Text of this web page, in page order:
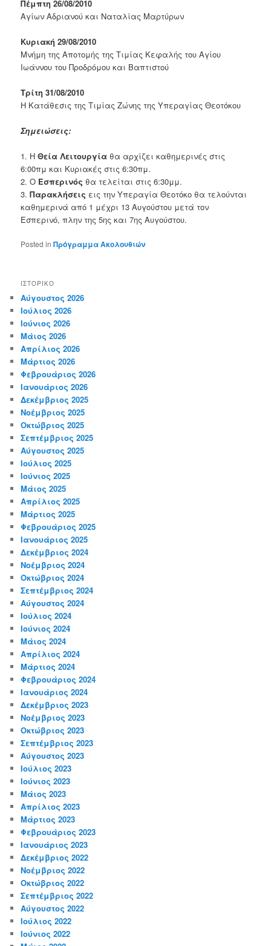
Πέμπτη 26/08/2010
Αγίων Αδριανού και Ναταλίας Μαρτύρων
Κυριακή 29/08/2010
Μνήμη της Αποτομής της Τιμίας Κεφαλής του Αγίου
Ιωάννου του Προδρόμου και Βαπτιστού
Τρίτη 31/08/2010
Η Κατάθεσις της Τιμίας Ζώνης της Υπεραγίας Θεοτόκου
Σημειώσεις:
1. ΗΘεία Λειτουργία θα αρχίζει καθημερινές στις
6:00πμ και Κυριακές στις 6:30πμ.
2. Ο Εσπερινός θα τελείται στις 6:30μμ.
3.Παρακλήσεις εις την Υπεραγία Θεοτόκο θα τελούνται
καθημερινά από 1 μέχρι 13 Αυγούστου μετά τον
Εσπερινό, πλην της 5ης και 7ης Αυγούστου.
Posted in Πρόγραμμα Ακολουθιών
ΙΣΤΟΡΙΚΌ
Αύγουστος 2026
Ιούλιος 2026
Ιούνιος 2026
Μάιος 2026
Απρίλιος 2026
Μάρτιος 2026
Φεβρουάριος 2026
Ιανουάριος 2026
Δεκέμβριος 2025
Νοέμβριος 2025
Οκτώβριος 2025
Σεπτέμβριος 2025
Αύγουστος 2025
Ιούλιος 2025
Ιούνιος 2025
Μάιος 2025
Απρίλιος 2025
Μάρτιος 2025
Φεβρουάριος 2025
Ιανουάριος 2025
Δεκέμβριος 2024
Νοέμβριος 2024
Οκτώβριος 2024
Σεπτέμβριος 2024
Αύγουστος 2024
Ιούλιος 2024
Ιούνιος 2024
Μάιος 2024
Απρίλιος 2024
Μάρτιος 2024
Φεβρουάριος 2024
Ιανουάριος 2024
Δεκέμβριος 2023
Νοέμβριος 2023
Οκτώβριος 2023
Σεπτέμβριος 2023
Αύγουστος 2023
Ιούλιος 2023
Ιούνιος 2023
Μάιος 2023
Απρίλιος 2023
Μάρτιος 2023
Φεβρουάριος 2023
Ιανουάριος 2023
Δεκέμβριος 2022
Νοέμβριος 2022
Οκτώβριος 2022
Σεπτέμβριος 2022
Αύγουστος 2022
Ιούλιος 2022
Ιούνιος 2022